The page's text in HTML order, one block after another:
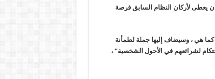
يعطى لأركان النظام السابق فرصة
كما هي ، وسيضاف إليها جملة لطمأنة
لشرائعهم في الأحول الشخصية” ،